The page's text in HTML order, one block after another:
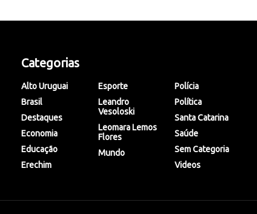
Categorias
Alto Uruguai
Brasil
Destaques
Economia
Educação
Erechim
Esporte
Leandro
Vesoloski
Leomara Lemos
Flores
Mundo
Polícia
Política
Santa Catarina
Saúde
Sem Categoria
Videos